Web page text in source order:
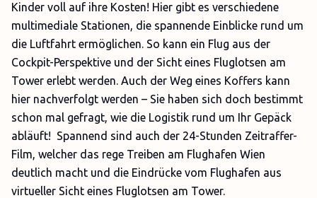
Kinder voll auf ihre Kosten! Hier gibt es verschiedene
multimediale Stationen, die spannende Einblicke rund um
die Luftfahrt ermöglichen. So kann ein Flug aus der
Cockpit-Perspektive und der Sicht eines Fluglotsen am
Tower erlebt werden. Auch der Weg eines Koffers kann
hier nachverfolgt werden – Sie haben sich doch bestimmt
schon mal gefragt, wie die Logistik rund um Ihr Gepäck
abläuft! Spannend sind auch der 24-Stunden Zeitraffer-
Film, welcher das rege Treiben am Flughafen Wien
deutlich macht und die Eindrücke vom Flughafen aus
virtueller Sicht eines Fluglotsen am Tower.